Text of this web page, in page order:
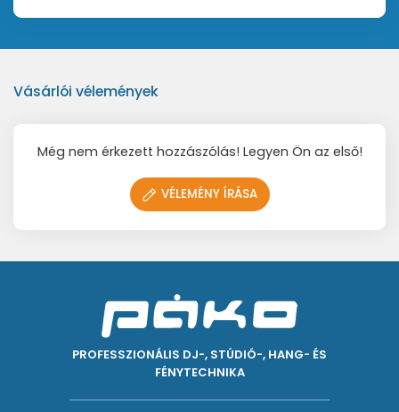
Vásárlói vélemények
Még nem érkezett hozzászólás! Legyen Ön az első!
VÉLEMÉNY ÍRÁSA
PROFESSZIONÁLIS DJ-, STÚDIÓ-, HANG- ÉS
FÉNYTECHNIKA